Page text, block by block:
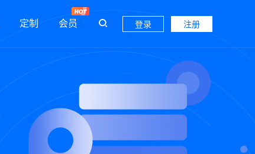
定制 会员 登录 注册